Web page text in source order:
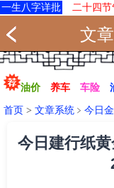
一生八字详批 二十四节
文
油价 养车 车险
首页 > 文章系统 ﹥ 今日
今日建行纸